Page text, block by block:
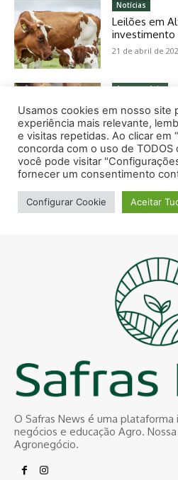
O Safras News é uma
negócios e educação Agro.
Agronegócio.